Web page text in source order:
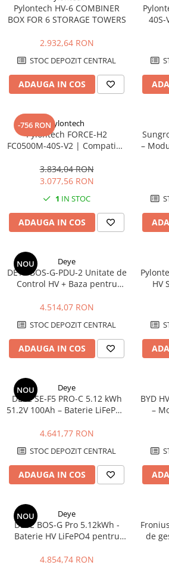
Tablouri sigurante echipat DC/AC
Canal cablu perforat
Cutie ABS modulara
Doze
Doze aparat
Jgheaburi
Jgheab metalic perforat
Jgheab tip sarma
Tablou metalic
Tablou organizare santier necablat
Tub flexibil
Tub flexibil dublu perete (corugata)
Tub flexibil metalic
Protectie
Aparate de masura si comanda
Contor digital
Butoane
Buton ciuperca
Descarcatoare
Electrozi impamantare
Piesa separatie
Platbanda
Intrerupatoare automate
Pylontech HV-6 COMBINER
BOX FOR 6 STORAGE TOWERS
2.932,64 RON
STOC DEPOZIT CENTRAL
ADAUGA IN COS
-756 RONPylontech
Pylontech FORCE-H2
FC0500M-40S-V2 | Compatibil
Goodwe, Sofar
3.834,04 RON
3.077,56 RON
1 IN STOC
ADAUGA IN COS
–
NOU Deye
DEYE BOS-G-PDU-2 Unitate de
Control HV + Baza pentru
4.514,07 RON
STOC DEPOZIT CENTRAL
ADAUGA IN COS
HV
NOU Deye
DEYE SE-F5 PRO-C 5.12 kWh
51.2V 100Ah – Baterie LiFePO4
4.641,77 RON
STOC DEPOZIT CENTRAL
ADAUGA IN COS
BYD
–
NOU Deye
DEYE BOS-G Pro 5.12kWh -
Baterie HV LiFePO4 pentru
4.854,74 RON
de